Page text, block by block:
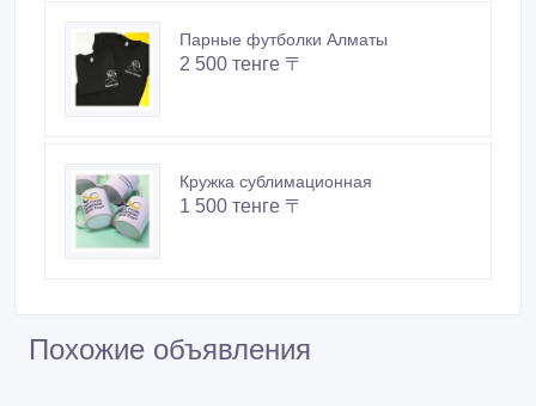
Парные футболки Алматы
2 500 тенге 〒
Кружка сублимационная
1 500 тенге 〒
Похожие объявления